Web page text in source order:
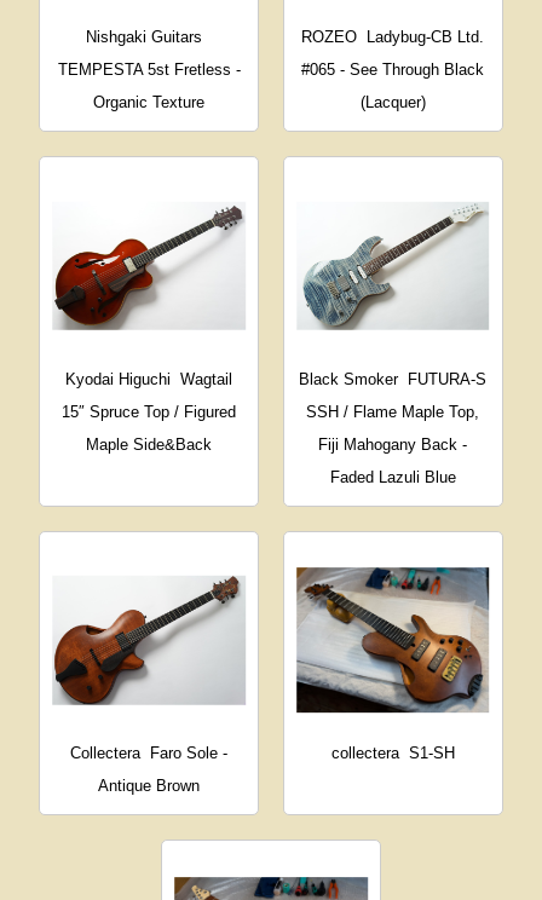
Nishgaki Guitars
TEMPESTA 5st Fretless -
Organic Texture
ROZEO
Ladybug-CB Ltd.
#065 - See Through Black
(Lacquer)
Kyodai Higuchi
Wagtail
15″ Spruce Top / Figured
Maple Side&Back
Black Smoker FUTURA-S
SSH / Flame Maple Top,
Fiji Mahogany Back -
Faded Lazuli Blue
Collectera
Faro Sole -
Antique Brown
collectera S1-SH